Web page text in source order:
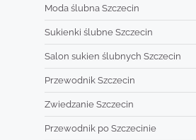
Moda ślubna Szczecin
Sukienki ślubne Szczecin
Salon sukien ślubnych Szczecin
Przewodnik Szczecin
Zwiedzanie Szczecin
Przewodnik po Szczecinie